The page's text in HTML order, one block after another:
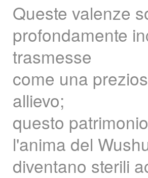
Queste valenze
profondamente
trasmesse
come una
allievo;
questo
l'anima del
diventano sterili